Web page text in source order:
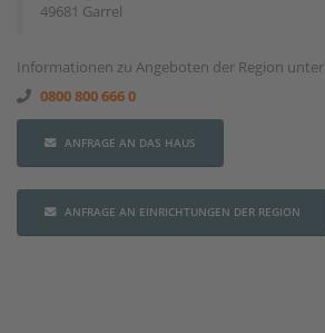
49681 Garrel
Informationen zu Angeboten der Region unter
0800 800 666 0
ANFRAGE AN DAS HAUS
ANFRAGE AN EINRICHTUNGEN DER REGION